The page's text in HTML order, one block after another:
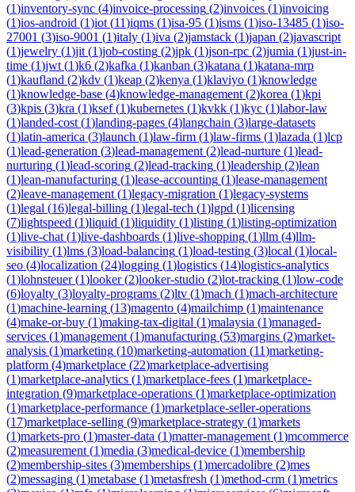
(1)inventory-sync (4)invoice-processing (2)invoices (1)invoicing
(1)ios-android (1)iot (11)iqms (1)isa-95 (1)isms (1)iso-13485 (1)iso-
27001 (3)iso-9001 (1)italy (1)iva (2)jamstack (1)japan (2)javascript
(1)jewelry (1)jit (1)job-costing (2)jpk (1)json-rpc (2)jumia (1)just-in-
time (1)jwt (1)k6 (2)kafka (1)kanban (3)katana (1)katana-mrp
(1)kaufland (2)kdv (1)keap (2)kenya (1)klaviyo (1)knowledge
(1)knowledge-base (4)knowledge-management (2)korea (1)kpi
(3)kpis (3)kra (1)ksef(1)kubernetes (1)kvkk (1)kyc (1)labor-law
(1)landed-cost (1)landing-pages (4)langchain (3)large-datasets
(1)latin-america (3)launch (1)law-firm (1)law-firms (1)lazada (1)lcp
(1)lead-generation (3)lead-management (2)lead-nurture (1)lead-
nurturing (1)lead-scoring (2)lead-tracking (1)leadership (2)lean
(1)lean-manufacturing (1)lease-accounting (1)lease-management
(2)leave-management (1)legacy-migration (1)legacy-systems
(1)legal (16)legal-billing (1)legal-tech (1)lgpd (1)licensing
(7)lightspeed (1)liquid (1)liquidity (1)listing (1)listing-optimization
(1)live-chat (1)live-dashboards (1)live-shopping (1)llm (4)llm-
visibility (1)lms (3)load-balancing (1)load-testing (3)local (1)local-
seo (4)localization (24)logging (1)logistics (14)logistics-analytics
(1)lohnsteuer(1)looker(2)looker-studio (2)lot-tracking (1)low-code
(6)loyalty (3)loyalty-programs (2)ltv (1)mach (1)mach-architecture
(1)machine-learning (13)magento (4)mailchimp (1)maintenance
(4)make-or-buy (1)making-tax-digital (1)malaysia (1)managed-
services (1)management (1)manufacturing (53)margins (2)market-
analysis (1)marketing (10)marketing-automation (11)marketing-
platform (4)marketplace (22)marketplace-advertising
(1)marketplace-analytics (1)marketplace-fees (1)marketplace-
integration (9)marketplace-operations (1)marketplace-optimization
(1)marketplace-performance (1)marketplace-seller-operations
(17)marketplace-selling (9)marketplace-strategy (1)markets
(1)markets-pro (1)master-data (1)matter-management (1)mcommerce
(2)measurement (1)media (3)medical-device (1)membership
(2)membership-sites (3)memberships (1)mercadolibre (2)mes
(2)messaging (1)metabase (1)metasfresh (1)method-crm (1)metrics